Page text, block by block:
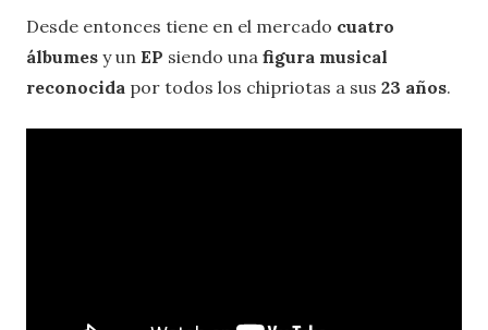
Desde entonces tiene en el mercado cuatro
álbumes y un EP siendo una figura musical
reconocida por todos los chipriotas a sus 23 años.